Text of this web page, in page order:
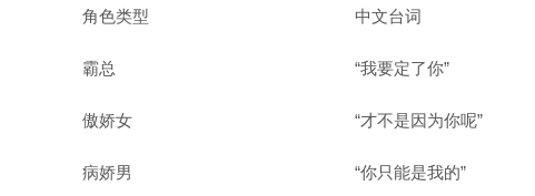
角色类型 中文台词
霸总 “我要定了你”
傲娇女 “才不是因为你呢”
病娇男 “你只能是我的”